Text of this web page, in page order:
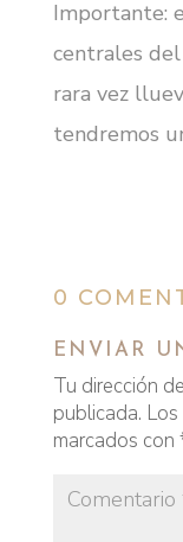
Importante:
centrales
rara vez
tendremos
0
ENVIAR
Tu dirección
publicada.
marcados con